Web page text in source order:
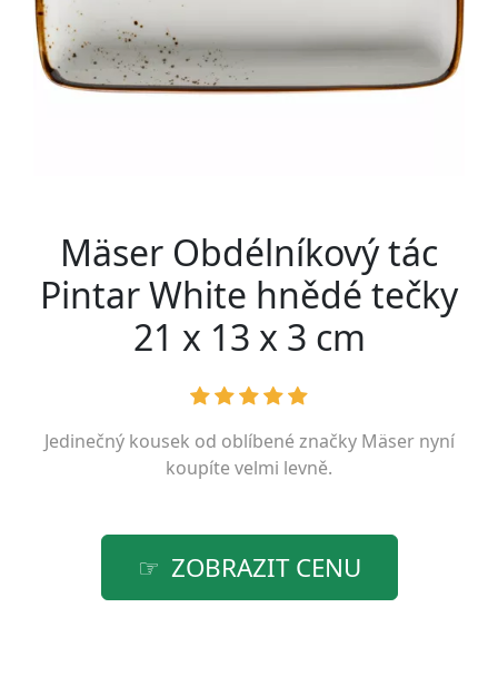
Mäser Obdélníkový tác
Pintar White hnědé tečky
21 x 13 x 3 cm
Jedinečný kousek od oblíbené značky Mäsernyní
koupíte velmi levně.
ZOBRAZIT CENU